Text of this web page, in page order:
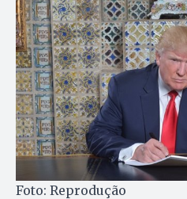
Foto: Reprodução